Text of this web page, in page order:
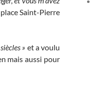
Saint-Pierre
» et a voulu
mais aussi pour